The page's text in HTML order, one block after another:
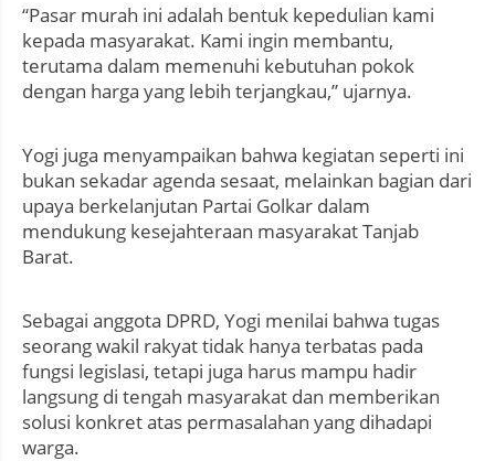
“Pasar murah ini adalah bentuk kepedulian kami
kepada masyarakat. Kami ingin membantu,
terutama dalam memenuhi kebutuhan pokok
dengan harga yang lebih terjangkau,” ujarnya.
Yogi juga menyampaikan bahwa kegiatan seperti ini
bukan sekadar agenda sesaat, melainkan bagian dari
upaya berkelanjutan Partai Golkar dalam
mendukung kesejahteraan masyarakat Tanjab
Barat.
Sebagai anggota DPRD, Yogi menilai bahwa tugas
seorang wakil rakyat tidak hanya terbatas pada
fungsi legislasi, tetapi juga harus mampu hadir
langsung di tengah masyarakat dan memberikan
solusi konkret atas permasalahan yang dihadapi
warga.